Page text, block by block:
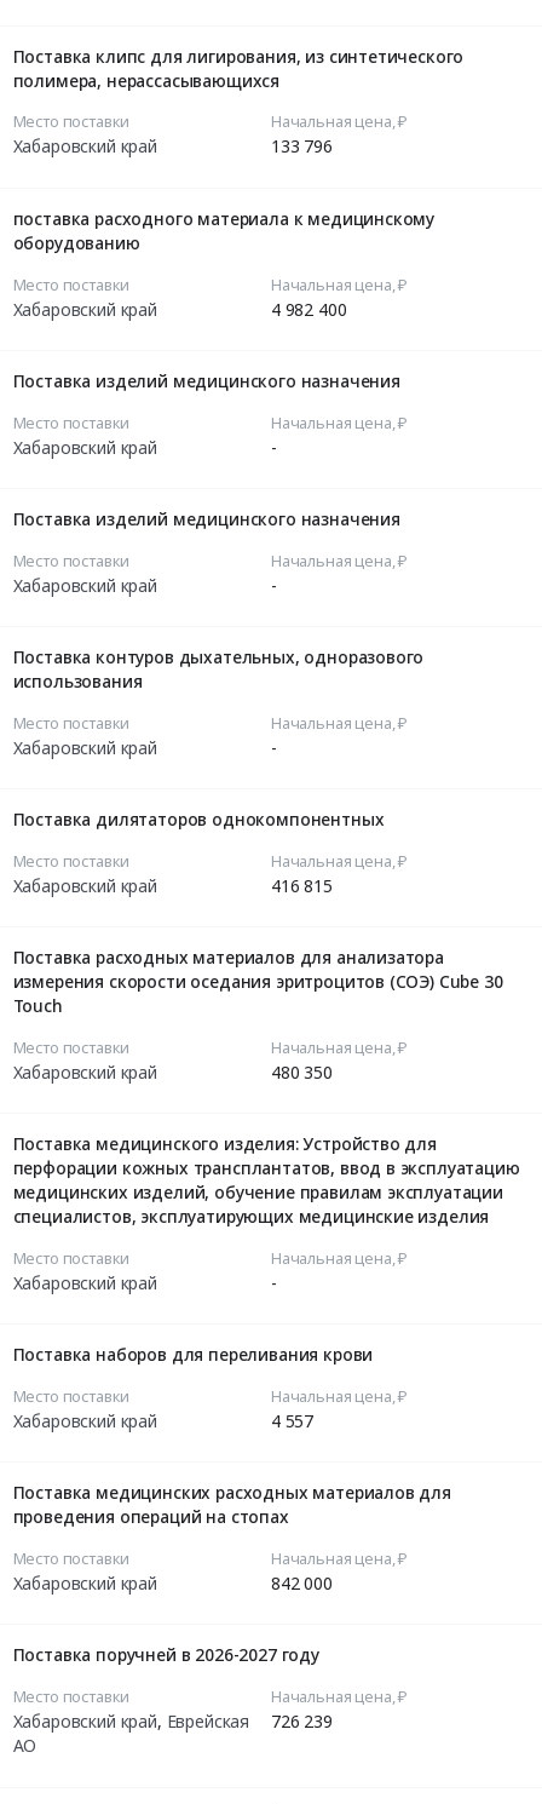
Поставка клипс для лигирования, из синтетического
полимера, нерассасывающихся
Место поставки
Хабаровский край
Начальная цена, ₽
133 796
поставка расходного материала к медицинскому
оборудованию
Место поставки
Хабаровский край
Начальная цена, ₽
4 982 400
Поставка изделий медицинского назначения
Место поставки
Хабаровский край
Начальная цена, ₽
-
Поставка изделий медицинского назначения
Место поставки
Хабаровский край
Начальная цена, ₽
-
Поставка контуров дыхательных, одноразового
использования
Место поставки
Хабаровский край
Начальная цена, ₽
-
Поставка дилятаторов однокомпонентных
Место поставки
Хабаровский край
Начальная цена, ₽
416 815
Поставка расходных материалов для анализатора
измерения скорости оседания эритроцитов (СОЭ) Cube 30
Touch
Место поставки
Хабаровский край
Начальная цена, ₽
480 350
Поставка медицинского изделия: Устройство для
перфорации кожных трансплантатов, ввод в эксплуатацию
медицинских изделий, обучение правилам эксплуатации
специалистов, эксплуатирующих медицинские изделия
Место поставки
Хабаровский край
Начальная цена, ₽
-
Поставка наборов для переливания крови
Место поставки
Хабаровский край
Начальная цена, ₽
4 557
Поставка медицинских расходных материалов для
проведения операций на стопах
Место поставки
Хабаровский край
Начальная цена, ₽
842 000
Поставка поручней в 2026-2027 году
Место поставки
Хабаровский край, Еврейская
АО
Начальная цена, ₽
726 239